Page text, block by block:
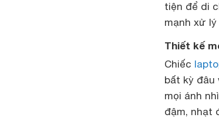
tiện để di
mạnh xử
Thiết kế
Chiếc
bất kỳ đâu
mọi ánh
đậm, nhạt